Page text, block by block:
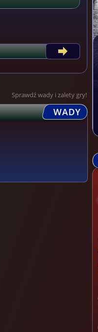
Sprawdź wady i zalety gry!
WADY